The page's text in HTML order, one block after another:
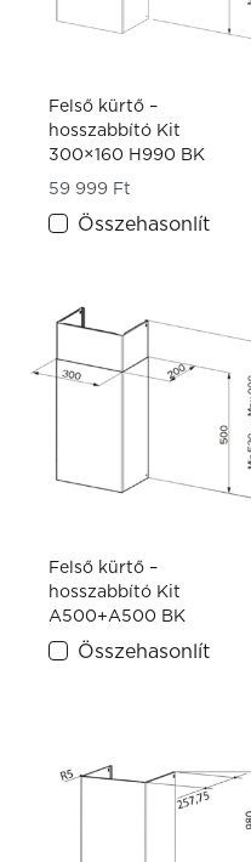
Felső kürtő –
hosszabbító Kit
300×160 H990 BK
59 999 Ft
Összehasonlít
Felső kürtő –
hosszabbító Kit
A500+A500 BK
Összehasonlít